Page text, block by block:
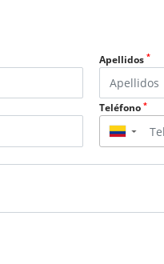
Apellidos *
Teléfono *
▼